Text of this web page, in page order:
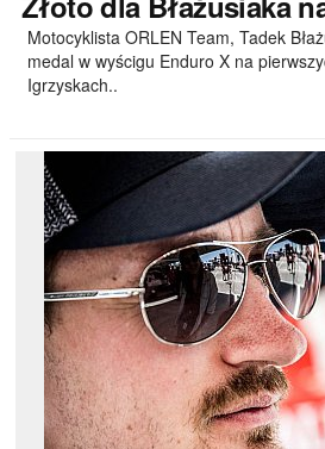
Motocyklista ORLEN Team, Tadek
medal w wyścigu Enduro X na
Igrzyskach..